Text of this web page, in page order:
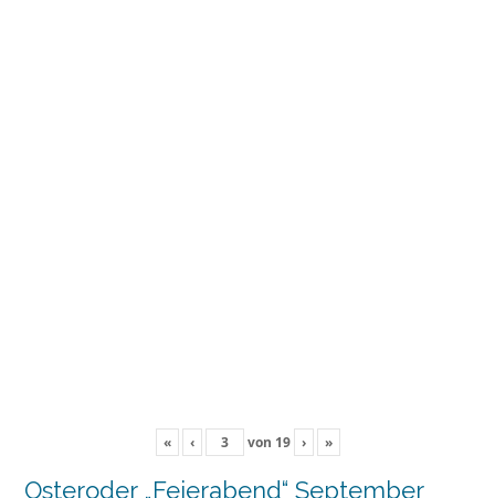
« ‹ von 19 › »
Osteroder „Feierabend“ September